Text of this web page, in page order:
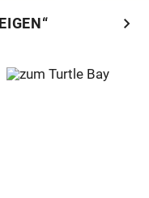
chevron_right